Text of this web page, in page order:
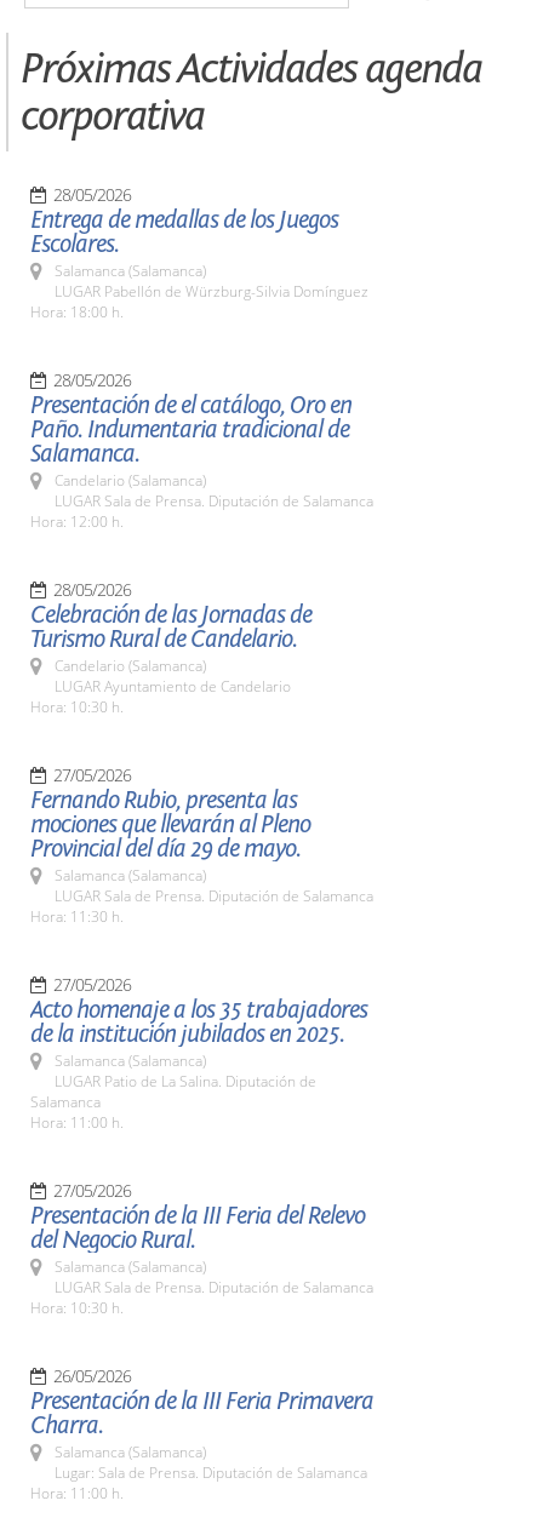
Próximas Actividades agenda
corporativa
28/05/2026
Entrega de medallas de los Juegos
Escolares.
Salamanca (Salamanca)
LUGAR Pabellón de Würzburg-Silvia Domínguez
Hora: 18:00 h.
28/05/2026
Presentación de el catálogo, Oro en
Paño. Indumentaria tradicional de
Salamanca.
Candelario (Salamanca)
LUGAR Sala de Prensa. Diputación de Salamanca
Hora: 12:00 h.
28/05/2026
Celebración de las Jornadas de
Turismo Rural de Candelario.
Candelario (Salamanca)
LUGAR Ayuntamiento de Candelario
Hora: 10:30 h.
27/05/2026
Fernando Rubio, presenta las
mociones que llevarán al Pleno
Provincial del día 29 de mayo.
Salamanca (Salamanca)
LUGAR Sala de Prensa. Diputación de Salamanca
Hora: 11:30 h.
27/05/2026
Acto homenaje a los 35 trabajadores
de la institución jubilados en 2025.
Salamanca (Salamanca)
LUGAR Patio de La Salina. Diputación de
Salamanca
Hora: 11:00 h.
27/05/2026
Presentación de la III Feria del Relevo
del Negocio Rural.
Salamanca (Salamanca)
LUGAR Sala de Prensa. Diputación de Salamanca
Hora: 10:30 h.
26/05/2026
Presentación de la III Feria Primavera
Charra.
Salamanca (Salamanca)
Lugar: Sala de Prensa. Diputación de Salamanca
Hora: 11:00 h.